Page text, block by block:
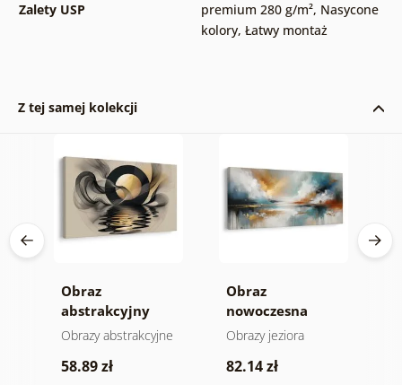
Zalety USP
premium 280 g/m², Nasycone
kolory, Łatwy montaż
Z tej samej kolekcji
Obraz
abstrakcyjny
księżyc nad wodą
Obrazy abstrakcyjne
58.89 zł
Obraz
nowoczesna
abstrakcja z
Obrazy jeziora
82.14 zł